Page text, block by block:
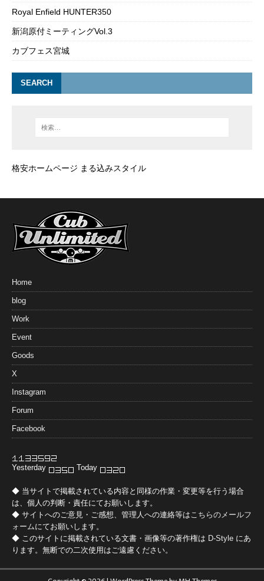
Royal Enfield HUNTER350
新潟原付ミーティングVol.3
カブフェス宮城
SEARCH
格安ホームページ まる込みスタイル
Home
blog
Work
Event
Goods
X
Instagram
Forum
Facebook
Yesterday Today
◆ 当サイトで掲載されている内容と同様の作業・変更等を行う場合
は、個人の判断・責任にてお願いします。
◆ サイトへのご意見・ご感想、管理人への連絡等は こちらのメールフ
ォームにてお願いします。
◆ このサイトに掲載されている文書・画像等の著作権は D-Style にあ
ります。無断での二次使用はご遠慮ください。